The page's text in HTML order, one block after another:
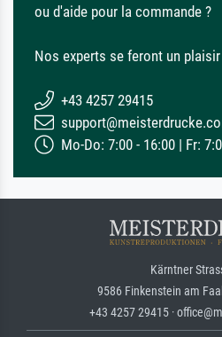
ou d'aide pour la commande ?
Nos experts se feront un
+43 4257 29415
Mo-Do: 7:00 - 16:00 | Fr:
Kärntner
9586 Finkenstein am
+43 4257 29415 ·